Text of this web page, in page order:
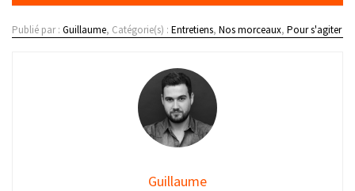
Publié par : Guillaume, Catégorie(s) : Entretiens, Nos morceaux, Pour s'agiter
Guillaume